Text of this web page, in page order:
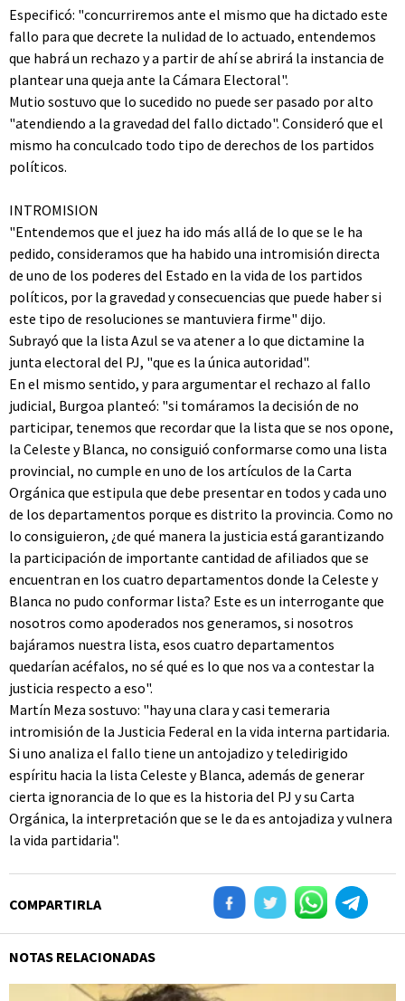
Especificó: "concurriremos ante el mismo que ha dictado este
fallo para que decrete la nulidad de lo actuado, entendemos
que habrá un rechazo y a partir de ahí se abrirá la instancia de
plantear una queja ante la Cámara Electoral".
Mutio sostuvo que lo sucedido no puede ser pasado por alto
"atendiendo a la gravedad del fallo dictado". Consideró que el
mismo ha conculcado todo tipo de derechos de los partidos
políticos.
INTROMISION
"Entendemos que el juez ha ido más allá de lo que se le ha
pedido, consideramos que ha habido una intromisión directa
de uno de los poderes del Estado en la vida de los partidos
políticos, por la gravedad y consecuencias que puede haber si
este tipo de resoluciones se mantuviera firme" dijo.
Subrayó que la lista Azul se va atener a lo que dictamine la
junta electoral del PJ, "que es la única autoridad".
En el mismo sentido, y para argumentar el rechazo al fallo
judicial, Burgoa planteó: "si tomáramos la decisión de no
participar, tenemos que recordar que la lista que se nos opone,
la Celeste y Blanca, no consiguió conformarse como una lista
provincial, no cumple en uno de los artículos de la Carta
Orgánica que estipula que debe presentar en todos y cada uno
de los departamentos porque es distrito la provincia. Como no
lo consiguieron, ¿de qué manera la justicia está garantizando
la participación de importante cantidad de afiliados que se
encuentran en los cuatro departamentos donde la Celeste y
Blanca no pudo conformar lista? Este es un interrogante que
nosotros como apoderados nos generamos, si nosotros
bajáramos nuestra lista, esos cuatro departamentos
quedarían acéfalos, no sé qué es lo que nos va a contestar la
justicia respecto a eso".
Martín Meza sostuvo: "hay una clara y casi temeraria
intromisión de la Justicia Federal en la vida interna partidaria.
Si uno analiza el fallo tiene un antojadizo y teledirigido
espíritu hacia la lista Celeste y Blanca, además de generar
cierta ignorancia de lo que es la historia del PJ y su Carta
Orgánica, la interpretación que se le da es antojadiza y vulnera
la vida partidaria".
COMPARTIRLA
NOTAS RELACIONADAS